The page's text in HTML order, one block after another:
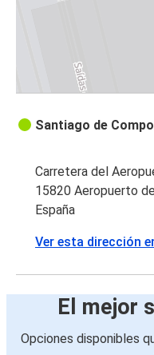
Santiago de
Carretera del
15820 Aeropuerto
España
Ver esta dirección
El mejor
Opciones disponibles